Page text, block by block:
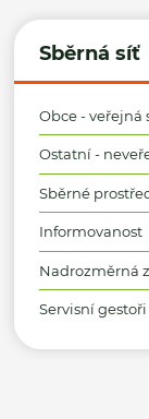
Sběrná síť
Obce - veřejná
Ostatní -
Sběrné
Informovanost
Nadrozměrná
Servisní gestoři